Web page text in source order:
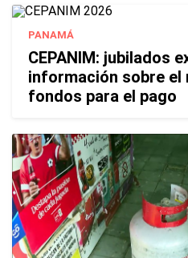
PANAMÁ
CEPANIM: jubilados
información sobre el
fondos para el pago